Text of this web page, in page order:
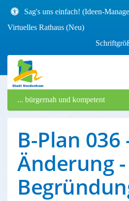
Sag's uns einfach! (Ideen-
Virtuelles Rathaus (Neu)
... bürgernah und kompetent
B-Plan 036
Änderung -